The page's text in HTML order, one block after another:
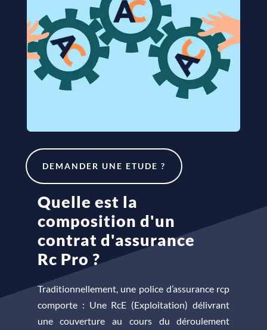
DEMANDER UNE ETUDE ?
Quelle est la
composition d'un
contrat d'assurance
Rc Pro ?
Traditionnellement, une police d’assurance rcp
comporte : Une RcE (Exploitation) délivrant
une couverture au cours du déroulement